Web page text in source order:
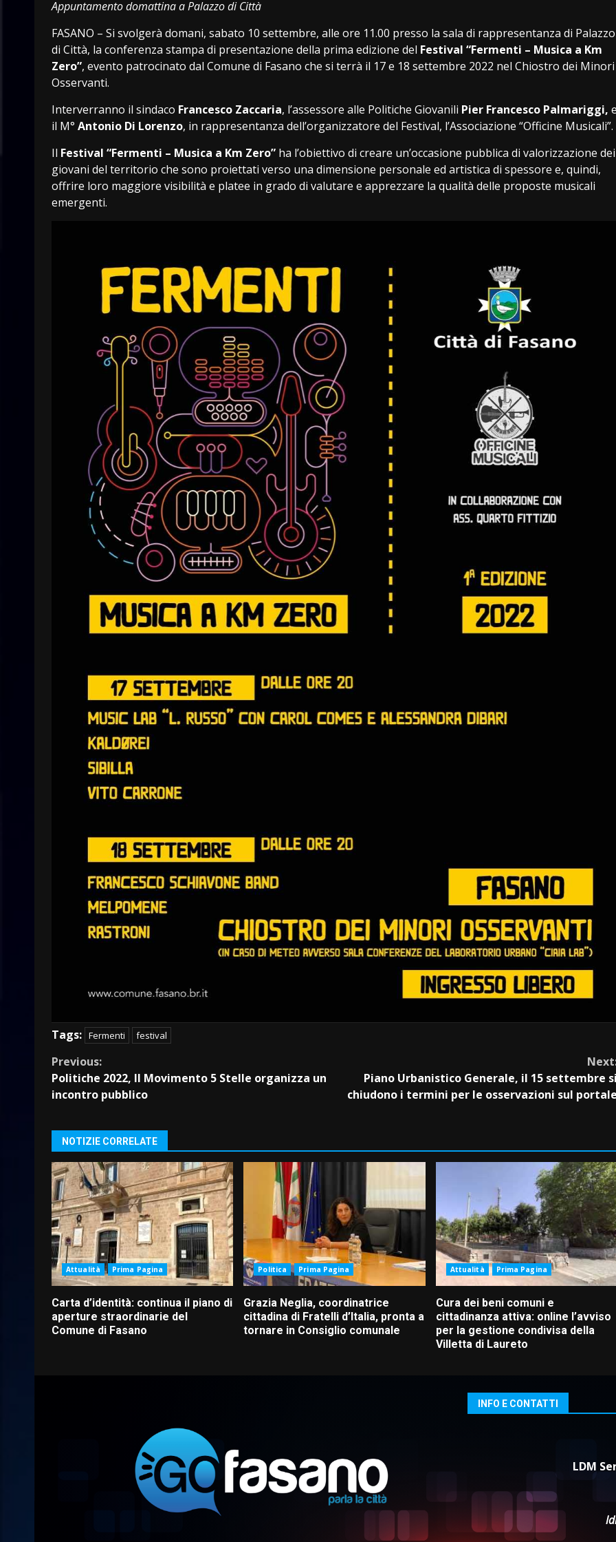
Appuntamento domattina a Palazzo di Città
FASANO – Si svolgerà domani, sabato 10 settembre, alle ore 11.00 presso la sala di rappresentanza di Palazzo
di Città, la conferenza stampa di presentazione della prima edizione del Festival “Fermenti – Musica a Km
Zero”, evento patrocinato dal Comune di Fasano che si terrà il 17 e 18 settembre 2022 nel Chiostro dei Minori
Osservanti.
Interverranno il sindaco Francesco Zaccaria, l’assessore alle Politiche Giovanili Pier Francesco Palmariggi, e
il M° Antonio Di Lorenzo, in rappresentanza dell’organizzatore del Festival, l’Associazione “Officine Musicali”.
Il Festival “Fermenti – Musica a Km Zero” ha l’obiettivo di creare un’occasione pubblica di valorizzazione dei
giovani del territorio che sono proiettati verso una dimensione personale ed artistica di spessore e, quindi,
offrire loro maggiore visibilità e platee in grado di valutare e apprezzare la qualità delle proposte musicali
emergenti.
Tags: Fermenti festival
Continue
Reading
Previous:
Politiche 2022, Il Movimento 5 Stelle organizza un
incontro pubblico
Piano Urbanistico Generale, il 15 settembre si
chiudono i termini per le osservazioni sul portale
NOTIZIE CORRELATE
Attualità Prima Pagina
Carta d’identità: continua il piano di
aperture straordinarie del
Comune di Fasano
Politica Prima Pagina
Grazia Neglia, coordinatrice
cittadina di Fratelli d’Italia, pronta a
tornare in Consiglio comunale
Attualità Prima Pagina
Cura dei beni comuni e
cittadinanza attiva: online l’avviso
per la gestione condivisa della
Villetta di Laureto
INFO E CONTATTI
LDM